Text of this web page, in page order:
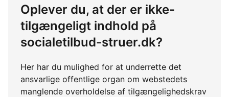
Oplever du, at der er ikke-
tilgængeligt indhold på
socialetilbud-struer.dk?
Her har du mulighed for at underrette det
ansvarlige offentlige organ om webstedets
manglende overholdelse af tilgængelighedskrav